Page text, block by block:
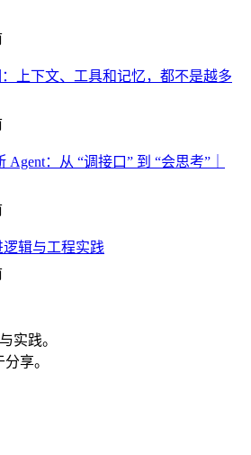
上下文、工具和记忆，都不是越多
：从 “调接口” 到 “会思考”｜
逻辑与工程实践
实践。
享。